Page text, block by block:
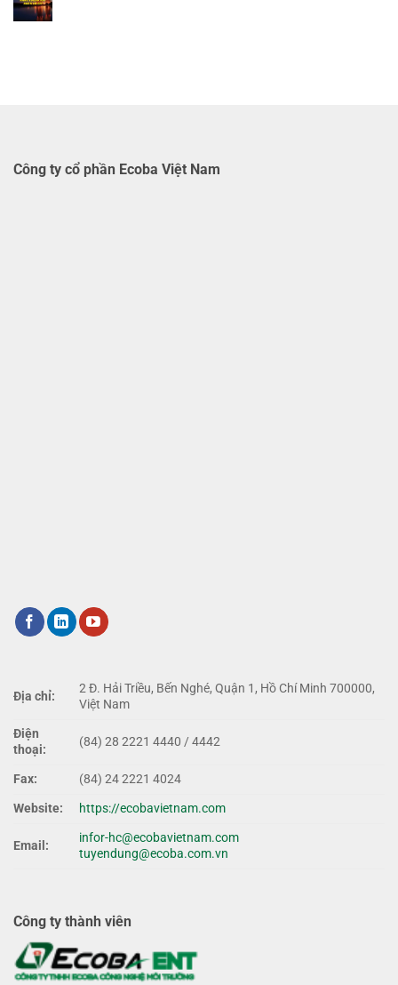
Công ty cổ phần Ecoba Việt Nam
Địa chỉ:
2 Đ. Hải Triều, Bến Nghé, Quận 1, Hồ Chí Minh 700000,
Việt Nam
Điện
thoại:
(84) 28 2221 4440 / 4442
Fax:
(84) 24 2221 4024
Website:
https://ecobavietnam.com
Email:
infor-hc@ecobavietnam.com
tuyendung@ecoba.com.vn
Công ty thành viên